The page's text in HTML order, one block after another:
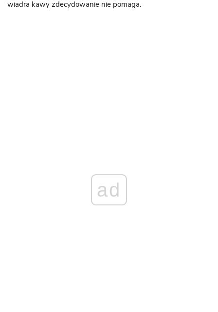
wiadra kawy zdecydowanie nie pomaga.
ad